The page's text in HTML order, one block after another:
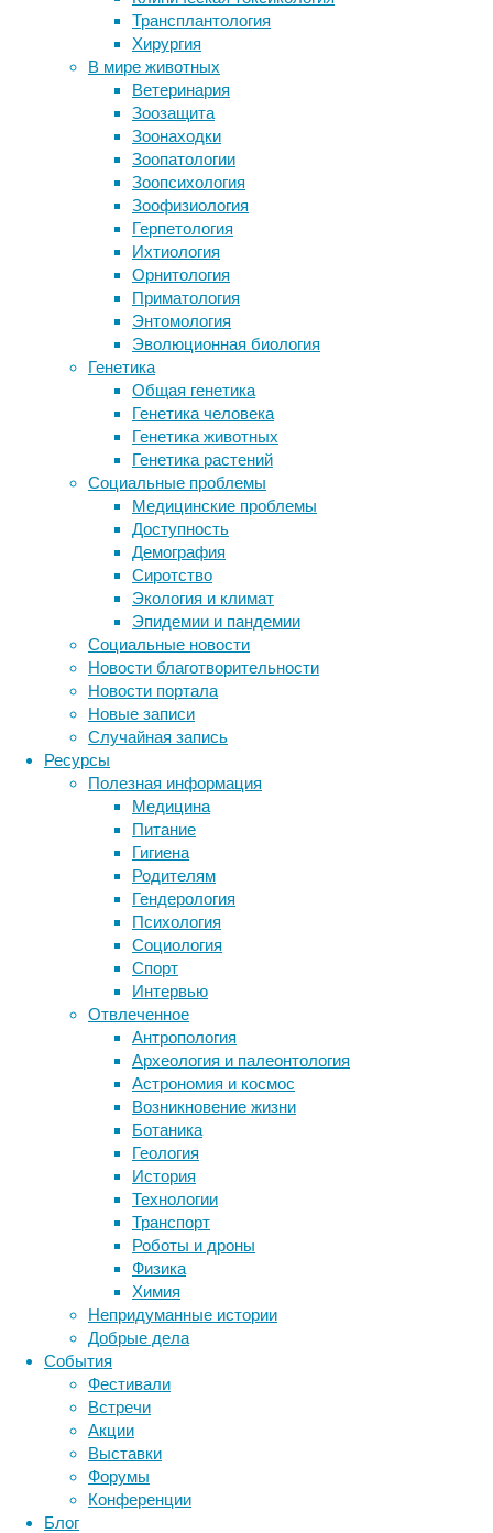
Трансплантология
Хирургия
В мире животных
Ветеринария
Зоозащита
Зоонаходки
Зоопатологии
Зоопсихология
Зоофизиология
Герпетология
Ихтиология
Орнитология
Приматология
Энтомология
Эволюционная биология
Генетика
Общая генетика
Генетика человека
Генетика животных
Генетика растений
Социальные проблемы
Медицинские проблемы
Доступность
Демография
Сиротство
Экология и климат
Эпидемии и пандемии
Социальные новости
Новости благотворительности
Новости портала
Новые записи
Случайная запись
Ресурсы
Полезная информация
Медицина
Питание
Гигиена
Родителям
Гендерология
Психология
Социология
Спорт
Интервью
Отвлеченное
Антропология
Археология и палеонтология
Астрономия и космос
Возникновение жизни
Ботаника
Геология
История
Технологии
Транспорт
Роботы и дроны
Физика
Химия
Непридуманные истории
Добрые дела
События
Фестивали
Встречи
Акции
Выставки
Форумы
Конференции
Блог
19/04/2021,
18:05
19/01/2025
астрономия,
биология,
геология,
климат,
планетология,
экзопланеты
Исследователь
из
Гарварда
проанализировал
вероятность
полного
оледенения
всей
поверхности
—
включая
экватор
—
для
планет
земного
типа.
Оказалось,
это
частый
сценарий.
И
он
может
быть
причиной
уничтожения
всей
сложной
жизни.
Работа
показывает
неожиданную
уязвимость
нашей
планеты
такого
хода
событий.
По
расчетам,
в
последние
20
тысяч
лет
Когда эмоции выходят из берегов
Японские гермофобы получат
смартфон, который можно мыть с
мылом
Археологи описали зачатки
письменности возрастом 40 тысяч
лет
Повышенное потребление соли
приводит к перестройкам внутри
мозга
Следите за новостями
Метки
ДНК бактерии биология
биотехнология вирусы
генетика дети
здоровье
инструменты и методы
исследования
лекарства медицина
мозг наука
нейробиология
нейрофизиология
поведение
сон социальные проблемы
физиология
эмоции